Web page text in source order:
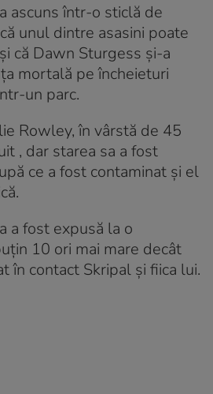
ascuns într-o sticlă de
unul dintre asasini poate
că Dawn Sturgess și-a
mortală pe încheieturi
un parc.
Rowley, în vârstă de 45
, dar starea sa a fost
ce a fost contaminat și el
a fost expusă la o
10 ori mai mare decât
în contact Skripal și fiica lui.